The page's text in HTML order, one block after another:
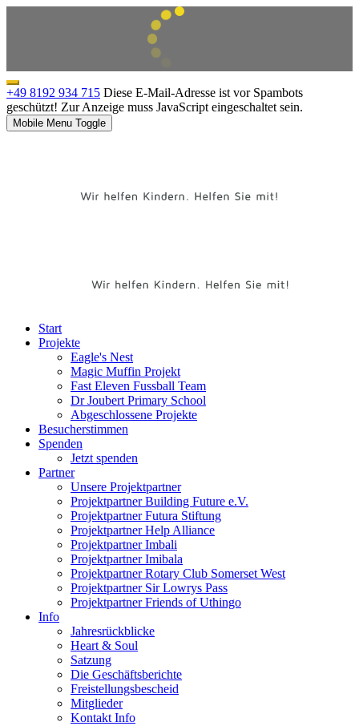
+49 8192 934 715 Diese E-Mail-Adresse ist vor Spambots
geschützt! Zur Anzeige muss JavaScript eingeschaltet sein.
Mobile Menu Toggle
Start
Projekte
Eagle's Nest
Magic Muffin Projekt
Fast Eleven Fussball Team
Dr Joubert Primary School
Abgeschlossene Projekte
Besucherstimmen
Spenden
Jetzt spenden
Partner
Unsere Projektpartner
Projektpartner Building Future e.V.
Projektpartner Futura Stiftung
Projektpartner Help Alliance
Projektpartner Imbali
Projektpartner Imibala
Projektpartner Rotary Club Somerset West
Projektpartner Sir Lowrys Pass
Projektpartner Friends of Uthingo
Info
Jahresrückblicke
Heart & Soul
Satzung
Die Geschäftsberichte
Freistellungsbescheid
Mitglieder
Kontakt Info